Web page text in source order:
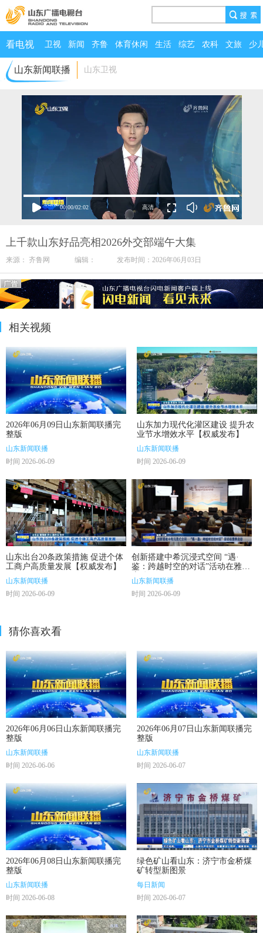
看电视 卫视 新闻 齐鲁 体育休闲 生活 综艺 农科 文旅 少
山东新闻联播 山东卫视
00:00/02:02
上千款山东好品亮相2026外交部端午大集
来源： 齐鲁网 编辑： 发布时间：2026年06月03日
相关视频
2026年06月09日山东新闻联播完
整版
山东新闻联播
时间 2026-06-09
山东加力现代化灌区建设 提升农
业节水增效水平【权威发布】
山东新闻联播
时间 2026-06-09
山东出台20条政策措施 促进个体
工商户高质量发展【权威发布】
山东新闻联播
时间 2026-06-09
创新搭建中希沉浸式空间 “遇·
鉴：跨越时空的对话”活动在雅典
启动
山东新闻联播
时间 2026-06-09
猜你喜欢看
2026年06月06日山东新闻联播完
整版
山东新闻联播
时间 2026-06-06
2026年06月07日山东新闻联播完
整版
山东新闻联播
时间 2026-06-07
2026年06月08日山东新闻联播完
整版
山东新闻联播
时间 2026-06-08
绿色矿山看山东：济宁市金桥煤
矿转型新图景
每日新闻
时间 2026-06-07